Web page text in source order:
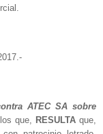
ATEC SA sobre
que, RESULTAque,